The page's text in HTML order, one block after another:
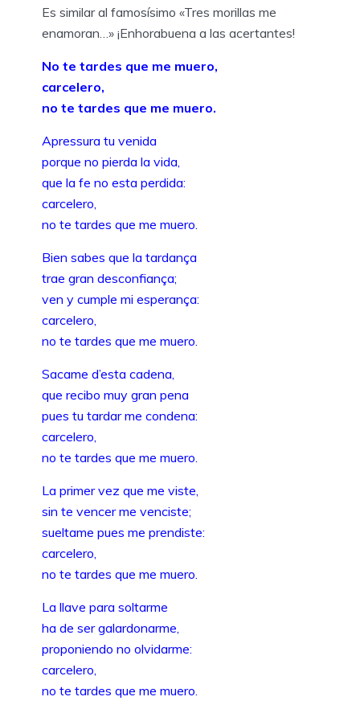
Es similar al famosísimo «Tres morillas me
enamoran…» ¡Enhorabuena a las acertantes!
No te tardes que me muero,
carcelero,
no te tardes que me muero.
Apressura tu venida
porque no pierda la vida,
que la fe no esta perdida:
carcelero,
no te tardes que me muero.
Bien sabes que la tardança
trae gran desconfiança;
ven y cumple mi esperança:
carcelero,
no te tardes que me muero.
Sacame d’esta cadena,
que recibo muy gran pena
pues tu tardar me condena:
carcelero,
no te tardes que me muero.
La primer vez que me viste,
sin te vencer me venciste;
sueltame pues me prendiste:
carcelero,
no te tardes que me muero.
La llave para soltarme
ha de ser galardonarme,
proponiendo no olvidarme:
carcelero,
no te tardes que me muero.